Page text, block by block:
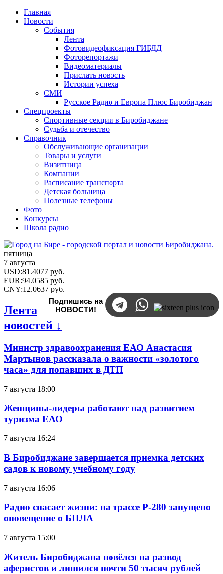
Главная
Новости
События
Лента
Фотовидеофиксация ГИБДД
Фоторепортажи
Видеоматериалы
Прислать новость
Истории успеха
СМИ
Русское Радио и Европа Плюс Биробиджан
Спецпроекты
Спортивные секции в Биробиджане
Судьба и отечество
Справочник
Обслуживающие организации
Товары и услуги
Визитница
Компании
Расписание транспорта
Детская больница
Полезные телефоны
Фото
Конкурсы
Школа радио
пятница
7 августа
USD:81.4077 руб.
EUR:94.0585 руб.
CNY:12.0637 руб.
Подпишись на
НОВОСТИ!
Лента
новостей ↓
Министр здравоохранения ЕАО Анастасия
Мартынов рассказала о важности «золотого
часа» для попавших в ДТП
7 августа 18:00
Женщины-лидеры работают над развитием
туризма ЕАО
7 августа 16:24
В Биробиджане завершается приемка детских
садов к новому учебному году
7 августа 16:06
Радио спасает жизни: на трассе Р-280 запущено
оповещение о БПЛА
7 августа 15:00
Житель Биробиджана повёлся на развод
аферистов и лишился почти 50 тысяч рублей